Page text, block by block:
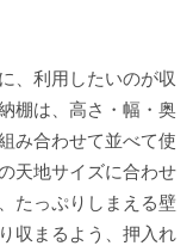
、利用したいのが収
棚は、高さ・幅・奥
み合わせて並べて使
天地サイズに合わせ
たっぷりしまえる壁
収まるよう、押入れ